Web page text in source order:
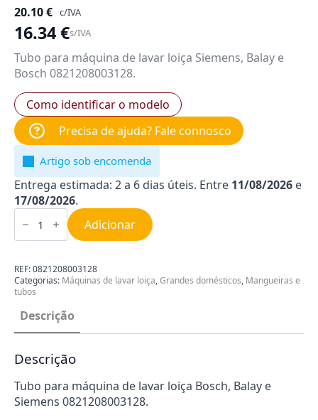
20.10€ c/IVA
16.34€s/IVA
Tubo para máquina de lavar loiça Siemens, Balay e
Bosch 0821208003128.
Como identificar o modelo
Precisa de ajuda? Fale connosco
Artigo sob encomenda
Entrega estimada: 2 a 6 dias úteis. Entre 11/08/2026 e
17/08/2026.
Quantidade
de
para
de
Lavar
Loiça
Bosch
0821208003128
Adicionar
REF:0821208003128
Categorias: Máquinas de lavar loiça,Grandes domésticos, Mangueiras e
tubos
Descrição
Descrição
Tubo para máquina de lavar loiça Bosch, Balay e
Siemens 0821208003128.